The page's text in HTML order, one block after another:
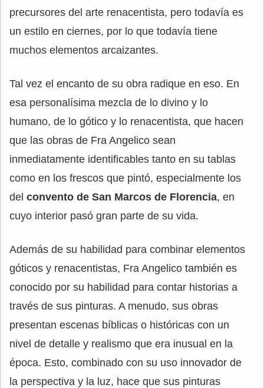
precursores del arte renacentista, pero todavía es
un estilo en ciernes, por lo que todavía tiene
muchos elementos arcaizantes.
Tal vez el encanto de su obra radique en eso. En
esa personalísima mezcla de lo divino y lo
humano, de lo gótico y lo renacentista, que hacen
que las obras de Fra Angelico sean
inmediatamente identificables tanto en su tablas
como en los frescos que pintó, especialmente los
del convento de San Marcos de Florencia, en
cuyo interior pasó gran parte de su vida.
Además de su habilidad para combinar elementos
góticos y renacentistas, Fra Angelico también es
conocido por su habilidad para contar historias a
través de sus pinturas. A menudo, sus obras
presentan escenas bíblicas o históricas con un
nivel de detalle y realismo que era inusual en la
época. Esto, combinado con su uso innovador de
la perspectiva y la luz, hace que sus pinturas